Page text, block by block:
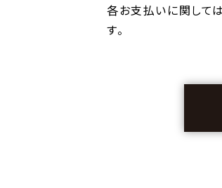
各お支払いに関して
す。